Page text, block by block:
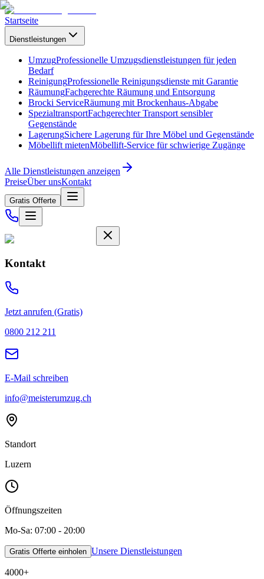
Startseite
Dienstleistungen
UmzugProfessionelle Umzugsdienstleistungen für jeden
Bedarf
ReinigungProfessionelle Reinigungsdienste mit Garantie
RäumungFachgerechte Räumung und Entsorgung
Brocki ServiceRäumung mit Brockenhaus-Abgabe
SpezialtransportFachgerechter Transport sensibler
Gegenstände
LagerungSichere Lagerung für Ihre Möbel und Gegenstände
Möbellift mietenMöbellift-Service für schwierige Zugänge
Alle Dienstleistungen anzeigen
PreiseÜber unsKontakt
Gratis Offerte
Kontakt
Jetzt anrufen (Gratis)
0800 212 211
E-Mail schreiben
info@meisterumzug.ch
Standort
Luzern
Öffnungszeiten
Mo-Sa: 07:00 - 20:00
Gratis Offerte einholen Unsere Dienstleistungen
4000+